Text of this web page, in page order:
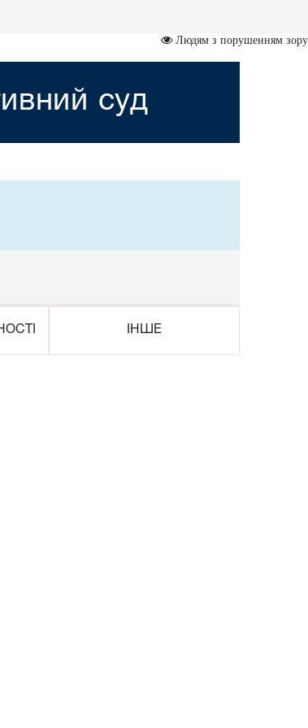
Людям з порушенням зору
суд
ІНШЕ